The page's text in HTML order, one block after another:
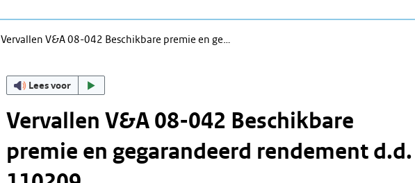
Vervallen V&A 08-042 Beschikbare premie en ge…
Lees voor
Vervallen V&A 08-042 Beschikbare
premie en gegarandeerd rendement d.d.